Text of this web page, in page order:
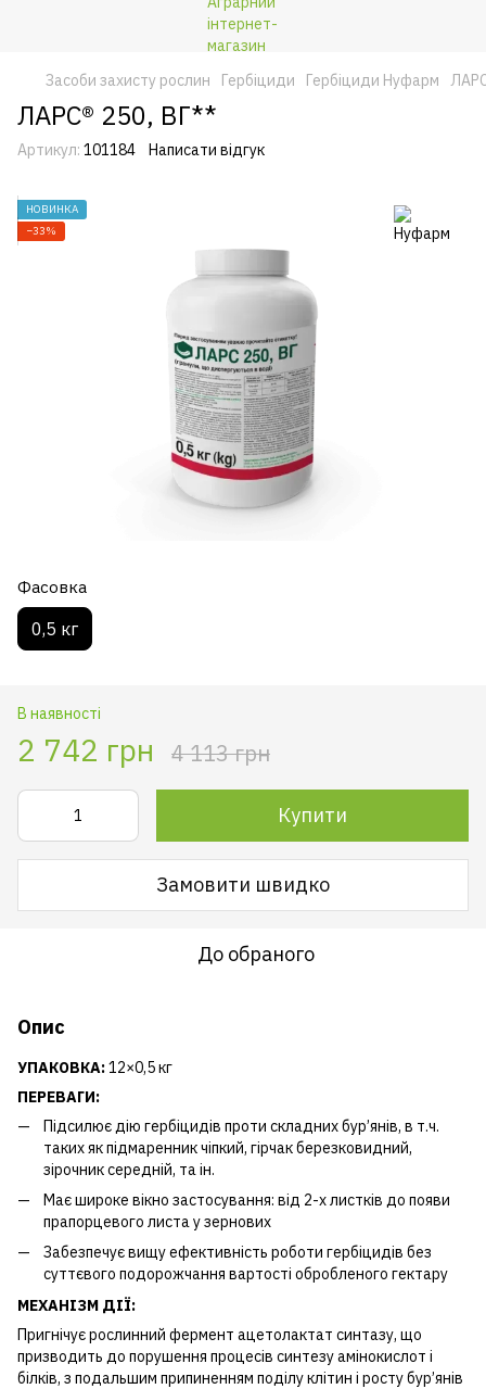
Засоби захисту рослин Гербіциди Гербіциди Нуфарм
ЛАРС® 250, ВГ**
Артикул: 101184 Написати відгук
НОВИНКА
−33%
Фасовка
0,5 кг
В наявності
2 742 грн 4 113 грн
Купити
Замовити швидко
До обраного
Опис
УПАКОВКА:12×0,5 кг
ПЕРЕВАГИ:
Підсилює дію гербіцидів проти складних бур’янів, в т.ч.
таких як підмаренник чіпкий, гірчак березковидний,
зірочник середній, та ін.
Має широке вікно застосування: від 2-х листків до появи
прапорцевого листа у зернових
Забезпечує вищу ефективність роботи гербіцидів без
суттєвого подорожчання вартості обробленого гектару
МЕХАНІЗМ ДІЇ:
Пригнічує рослинний фермент ацетолактат синтазу, що
призводить до порушення процесів синтезу амінокислот і
білків, з подальшим припиненням поділу клітин і росту бур’янів